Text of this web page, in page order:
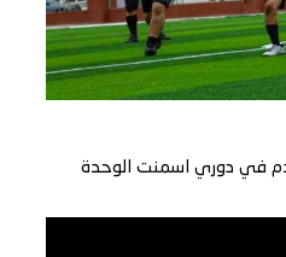
في دوري اسمنت الوحدة